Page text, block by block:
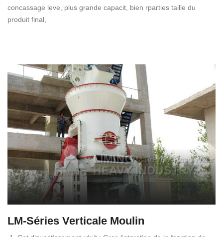
concassage leve, plus grande capacit, bien rparties taille du
produit final,
LM-Séries Verticale Moulin